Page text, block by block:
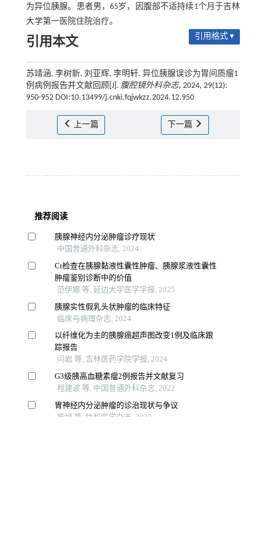
为异位胰腺。患者男，65岁，因腹部不适持续1个月于吉林
大学第一医院住院治疗。
引用本文 引用格式 ▾
苏靖涵, 李树新, 刘亚辉, 李明轩. 异位胰腺误诊为胃间质瘤1
例病例报告并文献回顾[J]. 腹腔镜外科杂志, 2024, 29(12):
950-952 DOI:10.13499/j.cnki.fqjwkzz.2024.12.950
上一篇 下一篇